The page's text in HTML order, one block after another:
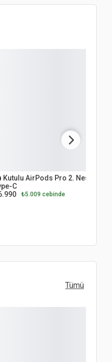
Kutulu AirPods Pro 2. Nesil
C
₺5.009 cebinde
Tümü